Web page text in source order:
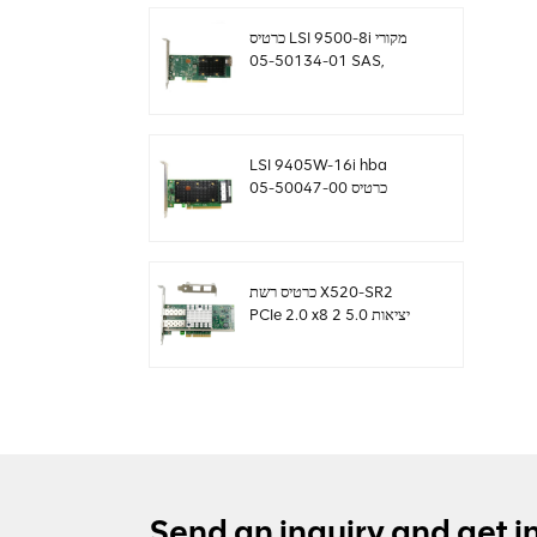
כרטיס LSI 9500-8i מקורי
05-50134-01 SAS,
LSI 9405W-16i hba
כרטיס 05-50047-00
כרטיס רשת X520-SR2
PCIe 2.0 x8 2 יציאות 5.0